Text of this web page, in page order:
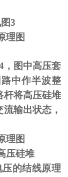
3
理图
，图中高压套
中作半波整
杆将高压硅堆
输出状态，
理图
压硅堆
的结线原理